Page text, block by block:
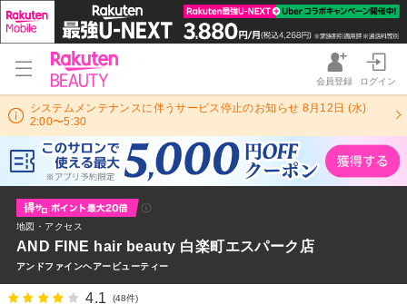
会員登録 ログイン
システムメンテナンスに伴うサービス停止のお知らせ 8月12日 (水)
2:00〜5:30
地図・アクセス
AND FINE hair beauty 白楽町エスパーク店
アンドファインヘアービューティー
4.1 (48件)